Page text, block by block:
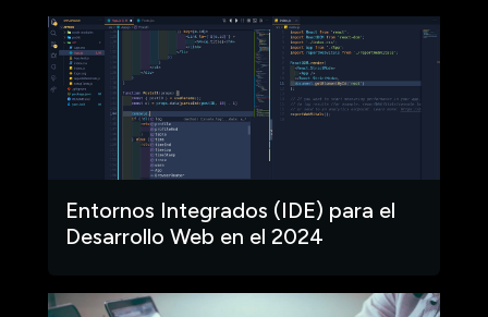
Entornos Integrados (IDE) para el
Desarrollo Web en el 2024